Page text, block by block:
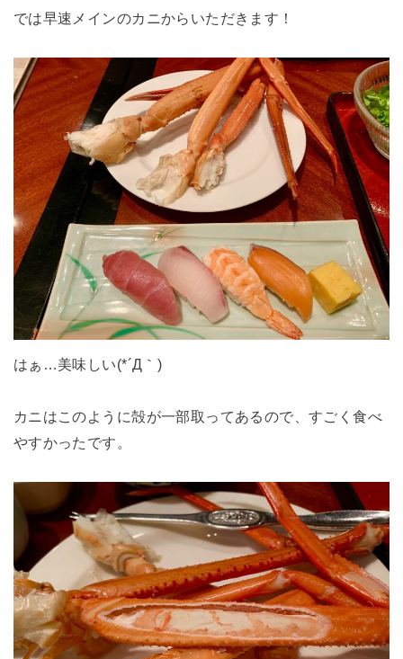
では早速メインのカニからいただきます！
はぁ…美味しい(*´Д｀)
カニはこのように殻が一部取ってあるので、すごく食べ
やすかったです。